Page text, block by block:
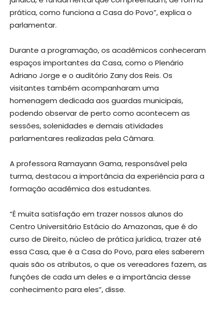
prática, como funciona a Casa do Povo”, explica o
parlamentar.
Durante a programação, os acadêmicos conheceram
espaços importantes da Casa, como o Plenário
Adriano Jorge e o auditório Zany dos Reis. Os
visitantes também acompanharam uma
homenagem dedicada aos guardas municipais,
podendo observar de perto como acontecem as
sessões, solenidades e demais atividades
parlamentares realizadas pela Câmara.
A professora Ramayann Gama, responsável pela
turma, destacou a importância da experiência para a
formação acadêmica dos estudantes.
“É muita satisfação em trazer nossos alunos do
Centro Universitário Estácio do Amazonas, que é do
curso de Direito, núcleo de prática jurídica, trazer até
essa Casa, que é a Casa do Povo, para eles saberem
quais são os atributos, o que os vereadores fazem, as
funções de cada um deles e a importância desse
conhecimento para eles”, disse.